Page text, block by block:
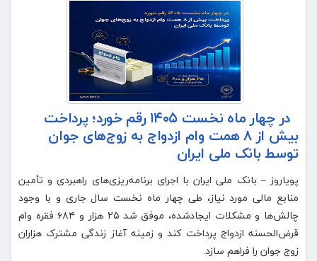
در چهار ماه نخست ۱۴۰۵ رقم خورد؛ پرداخت
بیش از ۸ همت وام ازدواج به زوج‌های جوان
توسط بانک ملی ایران
پویاروز – بانک ملی ایران با اجرای برنامه‌ریزی‌های راهبردی و تأمین
منابع مالی مورد نیاز، طی چهار ماه نخست سال جاری و با وجود
چالش‌ها و مشکلات ایجادشده، موفق شد ۲۵ هزار و ۶۸۴ فقره وام
قرض‌الحسنه ازدواج پرداخت کند و زمینه آغاز زندگی مشترک هزاران
زوج جوان را فراهم سازد.